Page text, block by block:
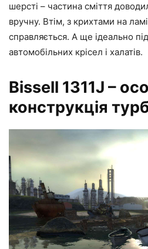
шерсті – частина сміття
вручну. Втім, з крихтами на
справляється. А ще ідеально
автомобільних крісел і халатів.
Bissell 1311J –
конструкція